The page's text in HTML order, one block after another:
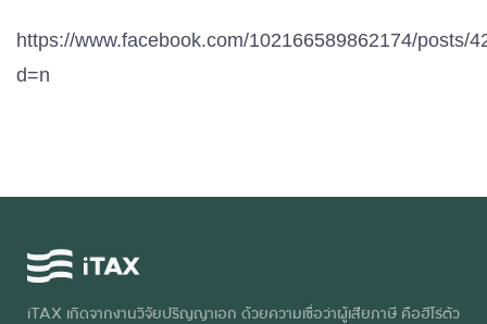
https://www.facebook.com/102166589862174/posts/
d=n
iTAX เกิดจากงานวิจัยปริญญาเอก ด้วยความเชื่อว่าผู้เสียภาษี คือฮีโร่ตัว